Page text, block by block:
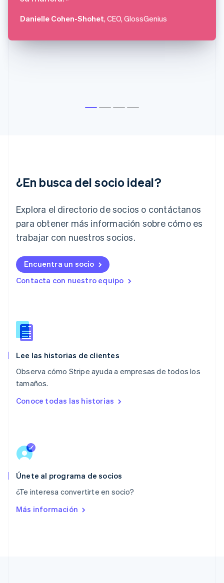
Danielle Cohen-Shohet, CEO, GlossGenius
¿En busca del socio ideal?
Explora el directorio de socios o contáctanos
para obtener más información sobre cómo es
trabajar con nuestros socios.
Encuentra un socio
Contacta con nuestro equipo
Lee las historias de clientes
Observa cómo Stripe ayuda a empresas de todos los
tamaños.
Conoce todas las historias
Únete al programa de socios
¿Te interesa convertirte en socio?
Más información
Finlandia
Japón
日本語English
English
Liechtenstein
Deutsch English
Lituania
Luxemburgo
FrançaisDeutsch English
Malasia
Español
Noruega
Nueva Zelandia
English
Países Bajos
Polonia
RAE de Hong Kong, China
English
English
República Checa
English
English